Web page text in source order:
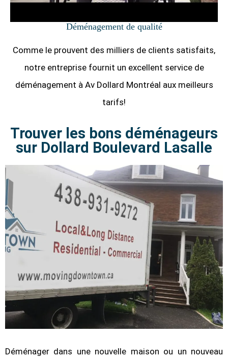
Déménagement de qualité
Comme le prouvent des milliers de clients satisfaits,
notre entreprise fournit un excellent service de
déménagement à Av Dollard Montréal aux meilleurs
tarifs!
Trouver les bons déménageurs
sur Dollard Boulevard Lasalle
Déménager dans une nouvelle maison ou un nouveau